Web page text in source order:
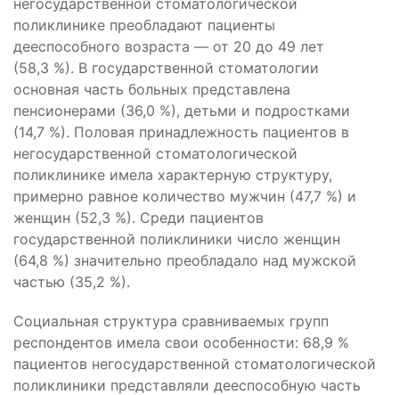
негосударственной стоматологической
поликлинике преобладают пациенты
дееспособного возраста — от 20 до 49 лет
(58,3 %). В государственной стоматологии
основная часть больных представлена
пенсионерами (36,0 %), детьми и подростками
(14,7 %). Половая принадлежность пациентов в
негосударственной стоматологической
поликлинике имела характерную структуру,
примерно равное количество мужчин (47,7 %) и
женщин (52,3 %). Среди пациентов
государственной поликлиники число женщин
(64,8 %) значительно преобладало над мужской
частью (35,2 %).
Социальная структура сравниваемых групп
респондентов имела свои особенности: 68,9 %
пациентов негосударственной стоматологической
поликлиники представляли дееспособную часть